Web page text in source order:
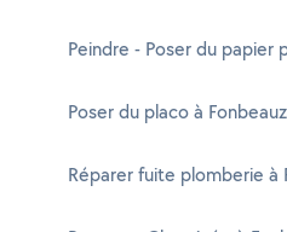
Peindre - Poser du papier
Poser du placo à
Réparer fuite plomberie à